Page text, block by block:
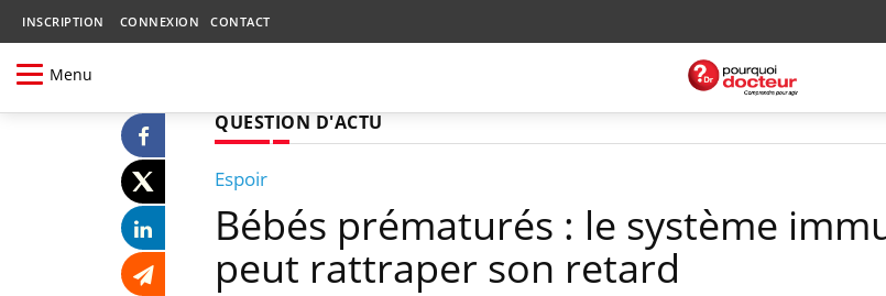
INSCRIPTION CONNEXION CONTACT
Menu
QUESTION D'ACTU
Espoir
Bébés prématurés : le système
peut rattraper son retard